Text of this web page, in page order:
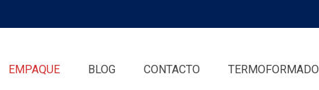
EMPAQUE BLOG CONTACTO TERMOFORMADO